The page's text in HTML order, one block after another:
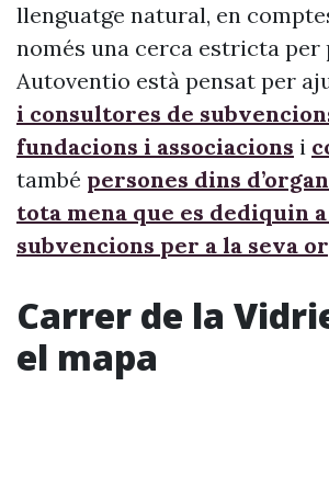
llenguatge natural, en
només una cerca estricta per
Autoventio està pensat per
i consultores de
fundacions i associacions i
també persones dins
tota mena que es dediquin
subvencions per a la seva
Carrer de la
el mapa